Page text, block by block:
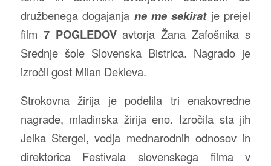
družbenega dogajanja ne me sekiratje prejel
film 7 POGLEDOVavtorja Žana Zafošnika s
Srednje šole Slovenska Bistrica. Nagrado je
izročil gost Milan Dekleva.
Strokovna žirija je podelila tri enakovredne
nagrade, mladinska žirija eno. Izročila sta jih
Jelka Stergel,vodja mednarodnih odnosov in
direktorica Festivala slovenskega filma v